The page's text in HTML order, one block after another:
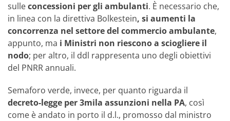
sulleconcessioni per gli ambulanti. È necessario che,
in linea con la direttiva Bolkestein, si aumenti la
concorrenza nel settore del commercio ambulante,
appunto, ma i Ministri non riescono a sciogliere il
nodo; per altro, il ddl rappresenta uno degli obiettivi
del PNRR annuali.
Semaforo verde, invece, per quanto riguarda il
decreto-legge per 3mila assunzioni nella PA, così
come è andato in porto il d.l., promosso dal ministro